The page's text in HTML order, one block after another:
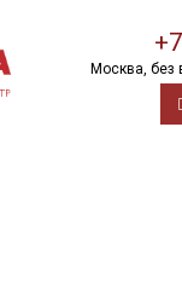
Москва, без